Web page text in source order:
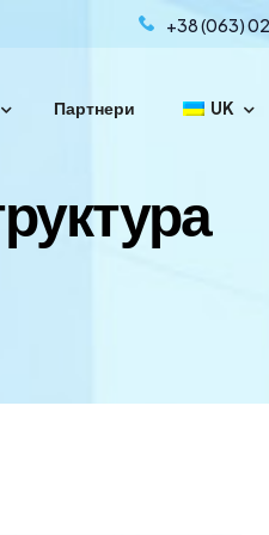
+38 (063)
Партнери UK